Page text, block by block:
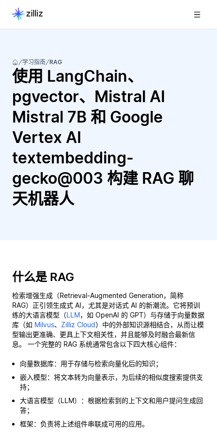
学习指南 RAG
使用 LangChain、
pgvector、Mistral AI
Mistral 7B 和 Google
Vertex AI
textembedding-
gecko@003 构建 RAG 聊
天机器人
什么是 RAG
检索增强生成（Retrieval-Augmented Generation，简称
RAG）正引领生成式 AI，尤其是对话式 AI 的新潮流。它将预训
练的大语言模型（LLM，如 OpenAI 的 GPT）与存储于向量数据
库（如 Milvus、 Zilliz Cloud）中的外部知识源相结合，从而让模
型输出更准确、更具上下文相关性，并且能够及时融合最新信
息。 一个完整的 RAG 系统通常包含以下四大核心组件：
向量数据库：用于存储与检索向量化后的知识；
嵌入模型：将文本转为向量表示，为后续的相似度搜索提供支
持；
大语言模型（LLM）：根据检索到的上下文和用户提问生成回
答；
框架：负责将上述组件串联成可用的应用。